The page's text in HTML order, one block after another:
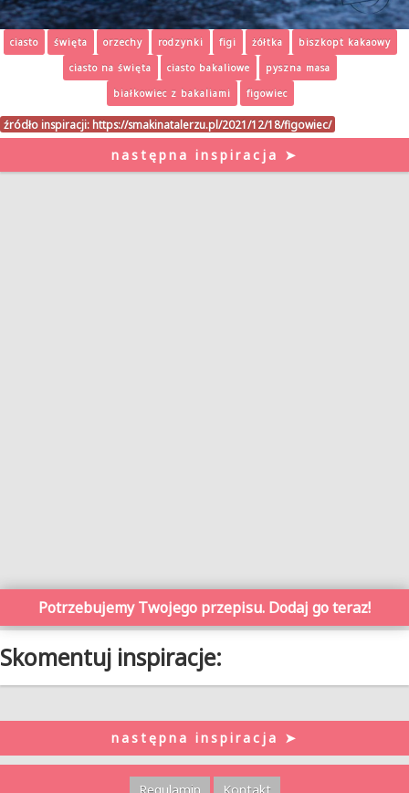
ciasto święta orzechy rodzynki figi żółtka
biszkopt kakaowy
ciasto na święta
ciasto bakaliowe
pyszna masa
białkowiec z bakaliami
figowiec
źródło inspiracji: https://smakinatalerzu.pl/2021/12/18/figowiec/
następna inspiracja ➤
Potrzebujemy Twojego przepisu. Dodaj go teraz!
Skomentuj inspiracje:
następna inspiracja ➤